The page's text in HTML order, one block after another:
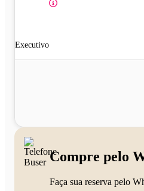
Executivo
Compre pelo
Faça sua reserva pelo